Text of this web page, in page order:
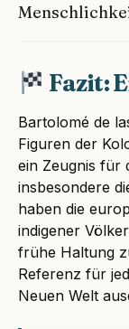
Fazit:
Bartolomé de
Figuren der
ein Zeugnis für
insbesondere
haben die
indigener
frühe Haltung
Referenz für
Neuen Welt